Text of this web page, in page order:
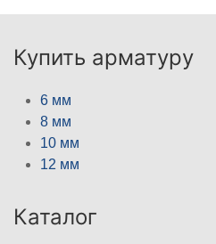
Купить арматуру
6 мм
8 мм
10 мм
12 мм
Каталог